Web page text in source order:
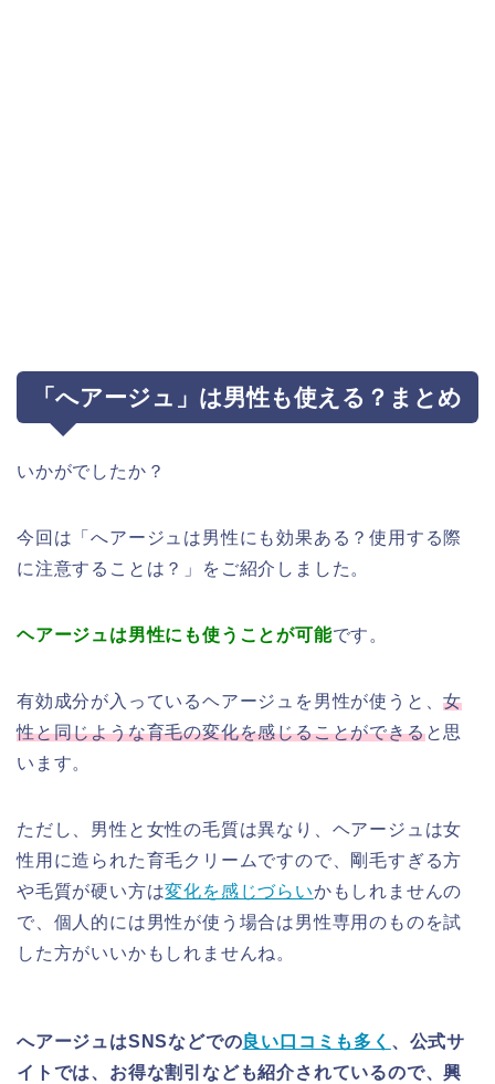
「へアージュ」は男性も使える？まとめ
いかがでしたか？
今回は「へアージュは男性にも効果ある？使用する際
に注意することは？」をご紹介しました。
ヘアージュは男性にも使うことが可能です。
有効成分が入っているヘアージュを男性が使うと、女
性と同じような育毛の変化を感じることができると思
います。
ただし、男性と女性の毛質は異なり、ヘアージュは女
性用に造られた育毛クリームですので、剛毛すぎる方
や毛質が硬い方は変化を感じづらいかもしれませんの
で、個人的には男性が使う場合は男性専用のものを試
した方がいいかもしれませんね。
へアージュはSNSなどでの 良い口コミも多く 、公式サ
イトでは、お得な割引なども紹介されているので、興